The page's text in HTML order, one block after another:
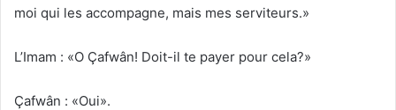
moi qui les accompagne, mais mes serviteurs.»
L’Imam : «O Çafwân! Doit-il te payer pour cela?»
Çafwân : «Oui».